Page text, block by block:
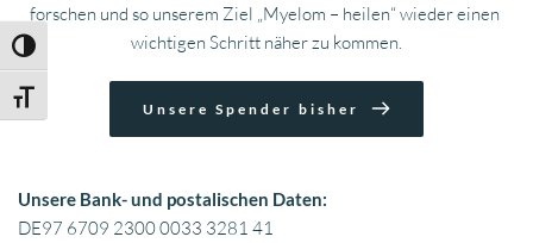
Umschalten auf hohe Kontraste
Schrift vergrößern
forschen und so unserem Ziel „Myelom – heilen“ wieder einen
wichtigen Schritt näher zu kommen.
Unsere Spender bisher
Unsere Bank- und postalischen Daten:
DE97 6709 2300 0033 3281 41